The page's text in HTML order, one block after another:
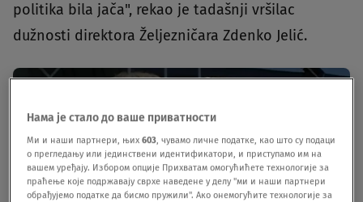
politika bila jača", rekao je tadašnji vršilac
dužnosti direktora Željezničara Zdenko Jelić.
Нама је стало до ваше приватности
Ми и наши партнери, њих603, чувамо личне податке, као што су подаци
о прегледању или јединствени идентификатори, и приступамо им на
вашем уређају. Избором опције Прихватам омогућићете технологије за
праћење које подржавају сврхе наведене у делу "ми и наши партнери
обрађујемо податке да бисмо пружили". Ако онемогућите технологије за